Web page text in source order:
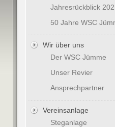
Jahresrückblick
50 Jahre WSC
Wir über uns
Der WSC Jümme
Unser Revier
Ansprechpartner
Vereinsanlage
Steganlage